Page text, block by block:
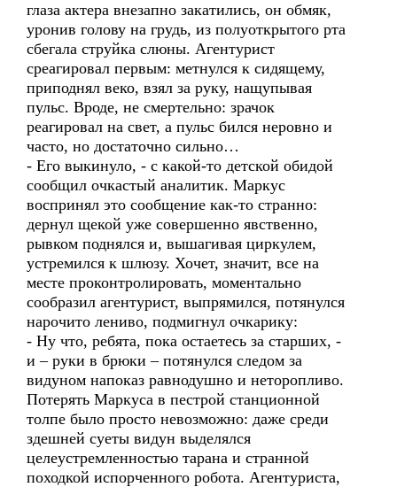
глаза актера внезапно закатились, он обмяк,
уронив голову на грудь, из полуоткрытого рта
сбегала струйка слюны. Агентурист
среагировал первым: метнулся к сидящему,
приподнял веко, взял за руку, нащупывая
пульс. Вроде, не смертельно: зрачок
реагировал на свет, а пульс бился неровно и
часто, но достаточно сильно…
- Его выкинуло, - с какой-то детской обидой
сообщил очкастый аналитик. Маркус
воспринял это сообщение как-то странно:
дернул щекой уже совершенно явственно,
рывком поднялся и, вышагивая циркулем,
устремился к шлюзу. Хочет, значит, все на
месте проконтролировать, моментально
сообразил агентурист, выпрямился, потянулся
нарочито лениво, подмигнул очкарику:
- Ну что, ребята, пока остаетесь за старших, -
и – руки в брюки – потянулся следом за
видуном напоказ равнодушно и неторопливо.
Потерять Маркуса в пестрой станционной
толпе было просто невозможно: даже среди
здешней суеты видун выделялся
целеустремленностью тарана и странной
походкой испорченного робота. Агентуриста,